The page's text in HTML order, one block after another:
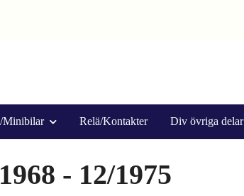
Minibilar Relä/Kontakter Div övriga delar
- 12/1975